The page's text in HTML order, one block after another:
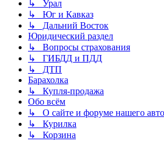
↳ Урал
↳ Юг и Кавказ
↳ Дальний Восток
Юридический раздел
↳ Вопросы страхования
↳ ГИБДД и ПДД
↳ ДТП
Барахолка
↳ Купля-продажа
Обо всём
↳ О сайте и форуме нашего
↳ Курилка
↳ Корзина